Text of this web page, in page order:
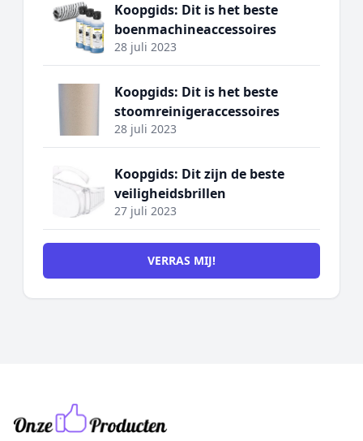
Koopgids: Dit is het beste
boenmachineaccessoires
28 juli 2023
Koopgids: Dit is het beste
stoomreinigeraccessoires
28 juli 2023
Koopgids: Dit zijn de beste
veiligheidsbrillen
27 juli 2023
VERRAS MIJ!